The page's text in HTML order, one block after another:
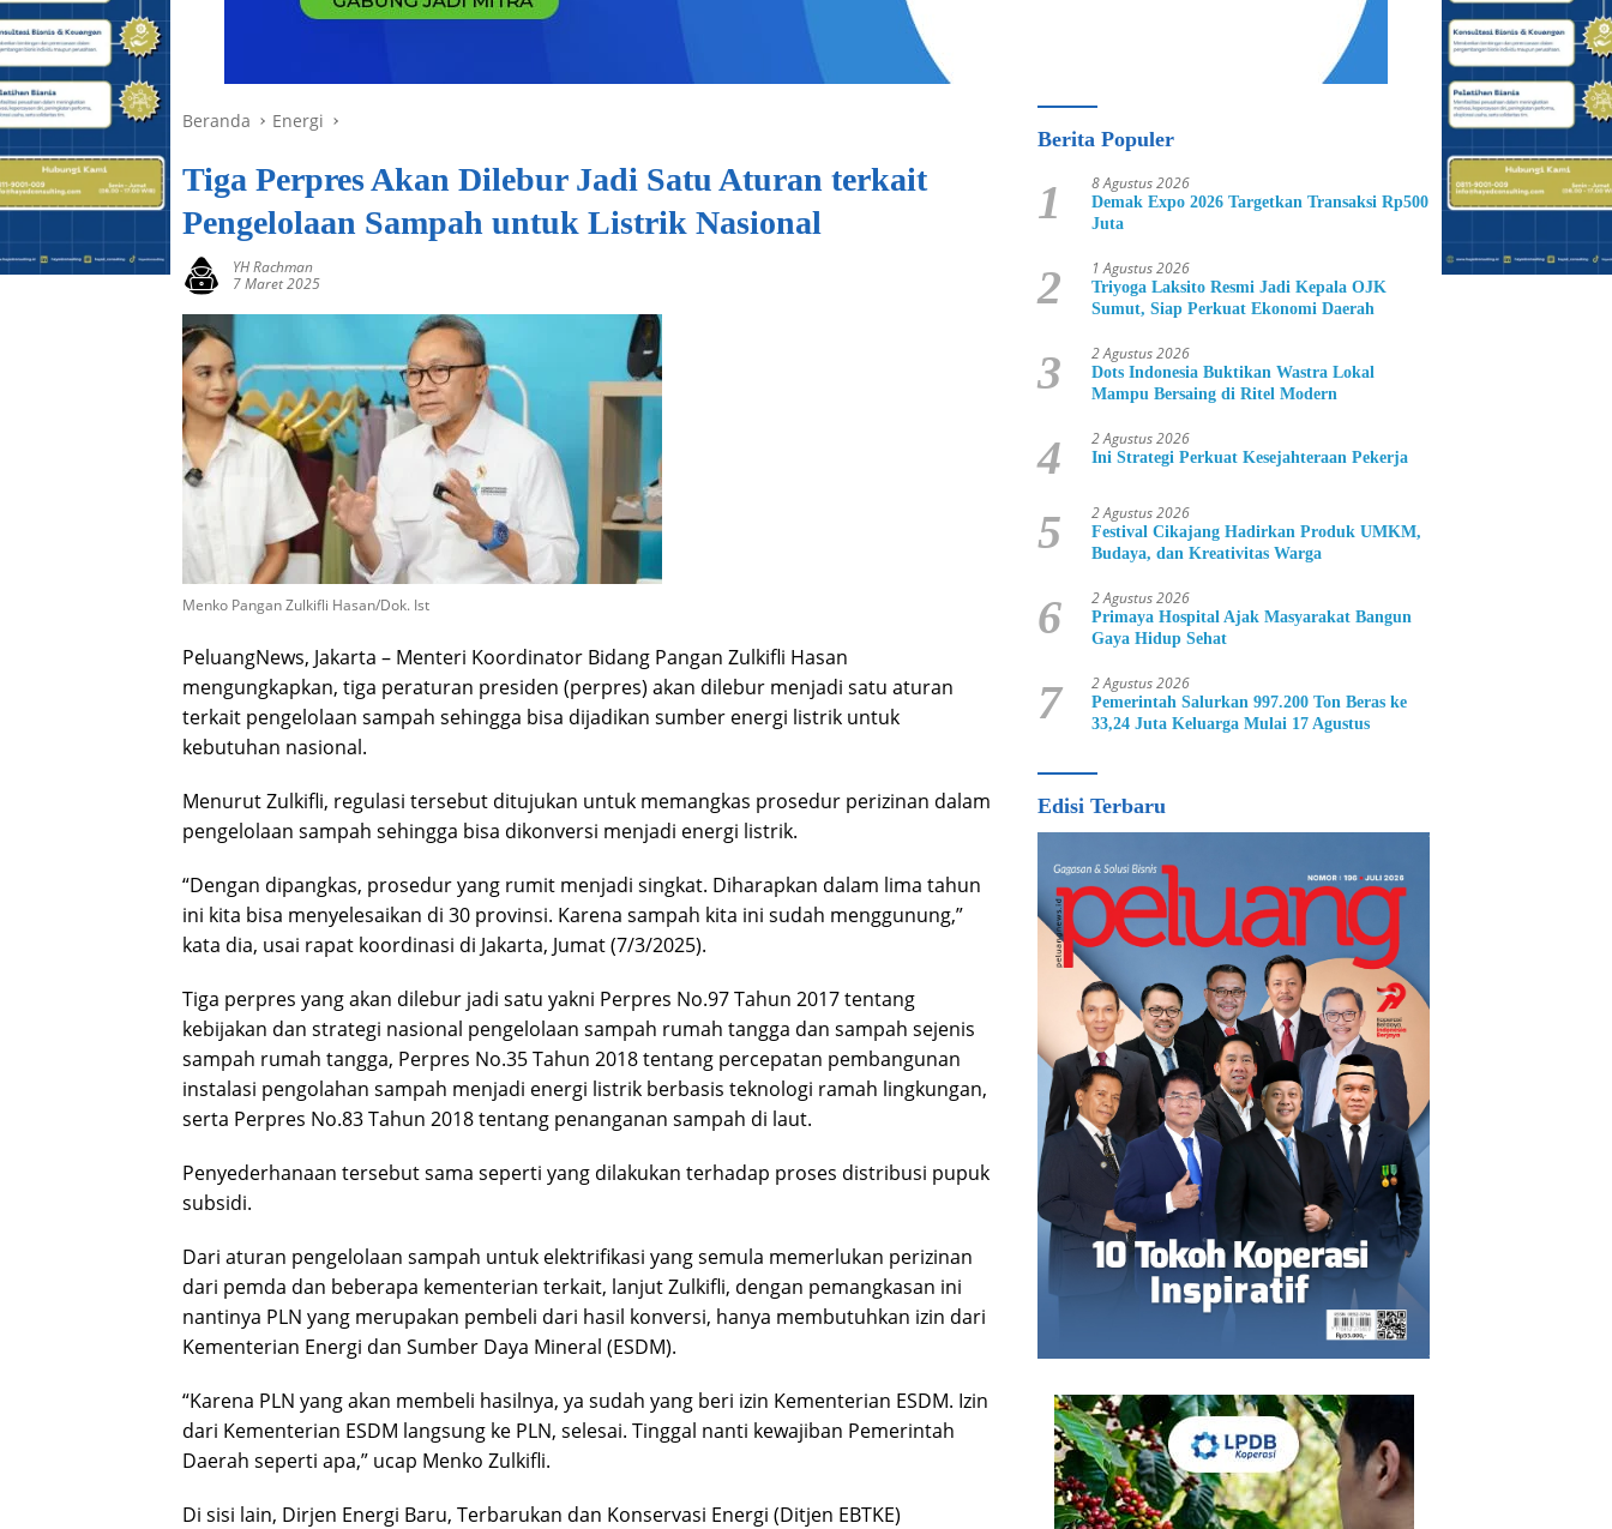
Beranda Energi
Tiga Perpres Akan Dilebur Jadi Satu Aturan terkait
Pengelolaan Sampah untuk Listrik Nasional
YH Rachman
7 Maret 2025
Menko Pangan Zulkifli Hasan/Dok. Ist
PeluangNews, Jakarta – Menteri Koordinator Bidang Pangan Zulkifli Hasan
mengungkapkan, tiga peraturan presiden (perpres) akan dilebur menjadi satu aturan
terkait pengelolaan sampah sehingga bisa dijadikan sumber energi listrik untuk
kebutuhan nasional.
Menurut Zulkifli, regulasi tersebut ditujukan untuk memangkas prosedur perizinan dalam
pengelolaan sampah sehingga bisa dikonversi menjadi energi listrik.
“Dengan dipangkas, prosedur yang rumit menjadi singkat. Diharapkan dalam lima tahun
ini kita bisa menyelesaikan di 30 provinsi. Karena sampah kita ini sudah menggunung,”
kata dia, usai rapat koordinasi di Jakarta, Jumat (7/3/2025).
Tiga perpres yang akan dilebur jadi satu yakni Perpres No.97 Tahun 2017 tentang
kebijakan dan strategi nasional pengelolaan sampah rumah tangga dan sampah sejenis
sampah rumah tangga, Perpres No.35 Tahun 2018 tentang percepatan pembangunan
instalasi pengolahan sampah menjadi energi listrik berbasis teknologi ramah lingkungan,
serta Perpres No.83 Tahun 2018 tentang penanganan sampah di laut.
Penyederhanaan tersebut sama seperti yang dilakukan terhadap proses distribusi pupuk
subsidi.
Dari aturan pengelolaan sampah untuk elektrifikasi yang semula memerlukan perizinan
dari pemda dan beberapa kementerian terkait, lanjut Zulkifli, dengan pemangkasan ini
nantinya PLN yang merupakan pembeli dari hasil konversi, hanya membutuhkan izin dari
Kementerian Energi dan Sumber Daya Mineral (ESDM).
“Karena PLN yang akan membeli hasilnya, ya sudah yang beri izin Kementerian ESDM. Izin
dari Kementerian ESDM langsung ke PLN, selesai. Tinggal nanti kewajiban Pemerintah
Daerah seperti apa,” ucap Menko Zulkifli.
Di sisi lain, Dirjen Energi Baru, Terbarukan dan Konservasi Energi (Ditjen EBTKE)
Berita Populer
1 8 Agustus 2026
Demak Expo 2026 Targetkan Transaksi Rp500
Juta
2 1 Agustus 2026
Triyoga Laksito Resmi Jadi Kepala OJK
Sumut, Siap Perkuat Ekonomi Daerah
3 2 Agustus 2026
Dots Indonesia Buktikan Wastra Lokal
Mampu Bersaing di Ritel Modern
4 2 Agustus 2026
Ini Strategi Perkuat Kesejahteraan Pekerja
5 2 Agustus 2026
Festival Cikajang Hadirkan Produk UMKM,
Budaya, dan Kreativitas Warga
6 2 Agustus 2026
Primaya Hospital Ajak Masyarakat Bangun
Gaya Hidup Sehat
7 2 Agustus 2026
Pemerintah Salurkan 997.200 Ton Beras ke
33,24 Juta Keluarga Mulai 17 Agustus
Edisi Terbaru